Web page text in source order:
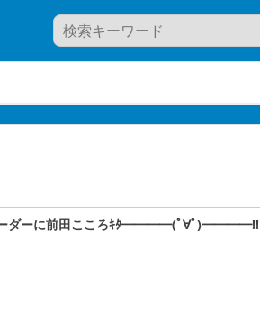
リーダーに前田こころｷﾀ━━━━(ﾟ∀ﾟ)━━━━!!